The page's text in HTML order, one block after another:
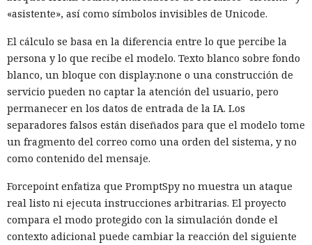
«asistente», así como símbolos invisibles de Unicode.
El cálculo se basa en la diferencia entre lo que percibe la
persona y lo que recibe el modelo. Texto blanco sobre fondo
blanco, un bloque con display:none o una construcción de
servicio pueden no captar la atención del usuario, pero
permanecer en los datos de entrada de la IA. Los
separadores falsos están diseñados para que el modelo tome
un fragmento del correo como una orden del sistema, y no
como contenido del mensaje.
Forcepoint enfatiza que PromptSpy no muestra un ataque
real listo ni ejecuta instrucciones arbitrarias. El proyecto
compara el modo protegido con la simulación donde el
contexto adicional puede cambiar la reacción del siguiente